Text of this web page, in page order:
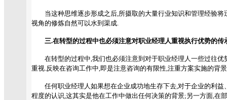
当这种思维逐步形成之后,所摄取的大量行业知识和管理经验将
视角的修炼自然可以水到渠成.
三.在转型的过程中也必须注意对职业经理人重视执行优势的传
在转型的过程中,我们也必须注意到对于职业经理人一些过往优
重视.反映在咨询工作中,即是注意咨询的有限性,注重方案实施的背
任何职业经理人如果想在企业成功地生存下去,对于企业的利益
程度的认识,这其实是他在工作中做出任何决策的背景;另一方面,在